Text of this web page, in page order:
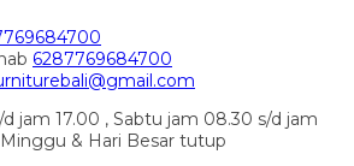
6287769684700
jam 17.00 , Sabtu jam 08.30 s/d jam
& Hari Besar tutup